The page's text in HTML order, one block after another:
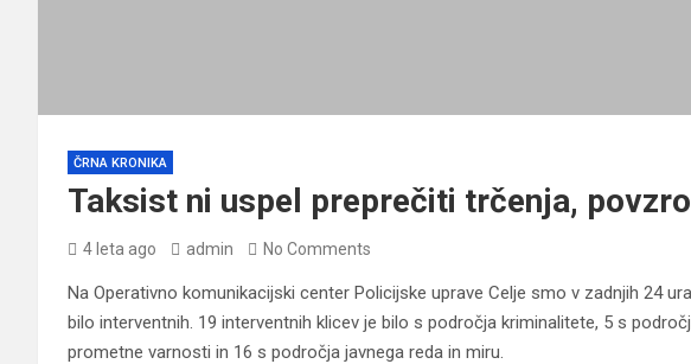
ČRNA KRONIKA
Taksist ni uspel preprečiti trčenja,
4 leta ago admin No Comments
Na Operativno komunikacijski center Policijske uprave Celje smo v zadnjih 24
bilo interventnih. 19 interventnih klicev je bilo s področja kriminalitete, 5 s
prometne varnosti in 16 s področja javnega reda in miru.